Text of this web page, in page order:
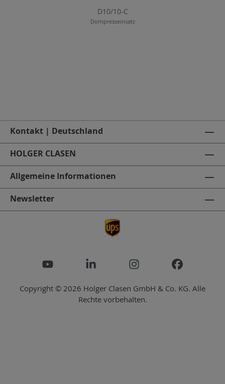
D10/10-C
Dornpresseinsatz
Kontakt | Deutschland
HOLGER CLASEN
Allgemeine Informationen
Newsletter
Copyright © 2026 Holger Clasen GmbH & Co. KG. Alle
Rechte vorbehalten.